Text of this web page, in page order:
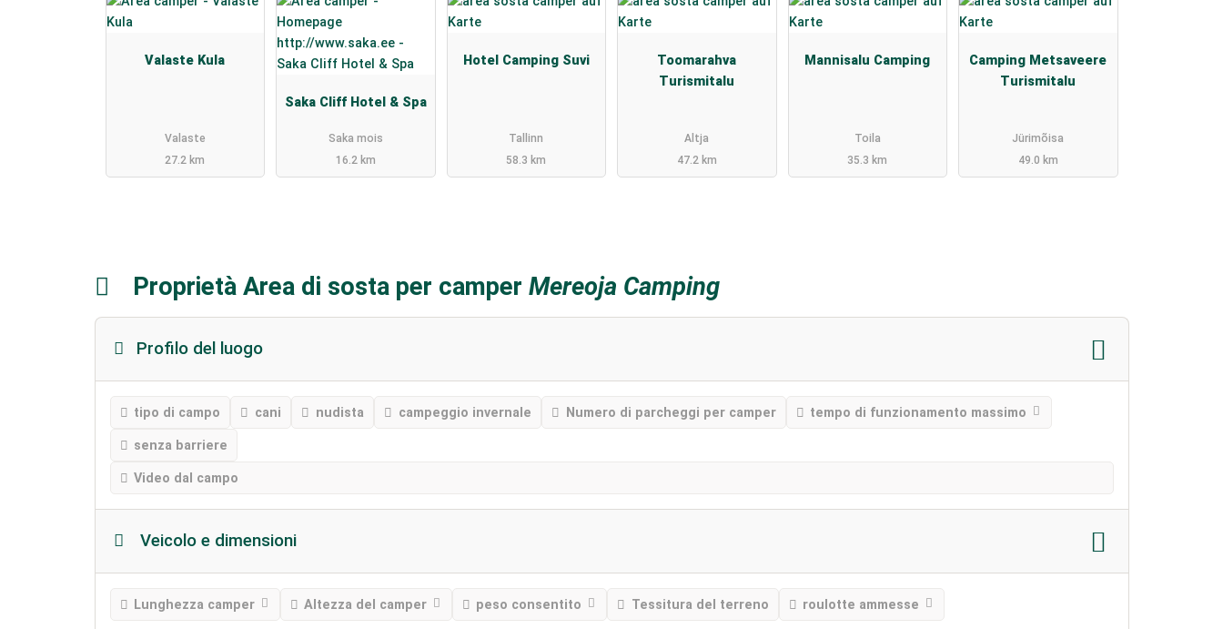
Valaste Kula
Valaste
27.2 km
Saka Cliff Hotel & Spa
Saka mois
16.2 km
Hotel Camping Suvi
Tallinn
58.3 km
Toomarahva
Turismitalu
Altja
47.2 km
Mannisalu Camping
Toila
35.3 km
Camping Metsaveere
Turismitalu
Jürimõisa
49.0 km
Proprietà Area di sosta per camperMereoja Camping
Profilo del luogo
tipo di campo cani nudista campeggio invernale Numero di parcheggi per camper tempo di funzionamento massimo
senza barriere
Video dal campo
Veicolo e dimensioni
Lunghezza camper Altezza del camper peso consentito Tessitura del terreno roulotte ammesse